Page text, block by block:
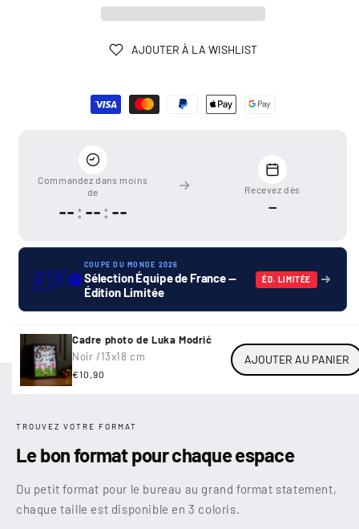
AJOUTER À LA WISHLIST
Commandez dans moins
de
--: --: --
Recevez dès
—
🇫🇷⚽
COUPE DU MONDE 2026
Sélection Équipe de France —
Édition Limitée
ÉD. LIMITÉE
Cadre photo de Luka Modrić
Noir /13x18 cm
Prix
€10,90
AJOUTER AU PANIER
TROUVEZ VOTRE FORMAT
Le bon format pour chaque espace
Du petit format pour le bureau au grand format statement,
chaque taille est disponible en 3 coloris.